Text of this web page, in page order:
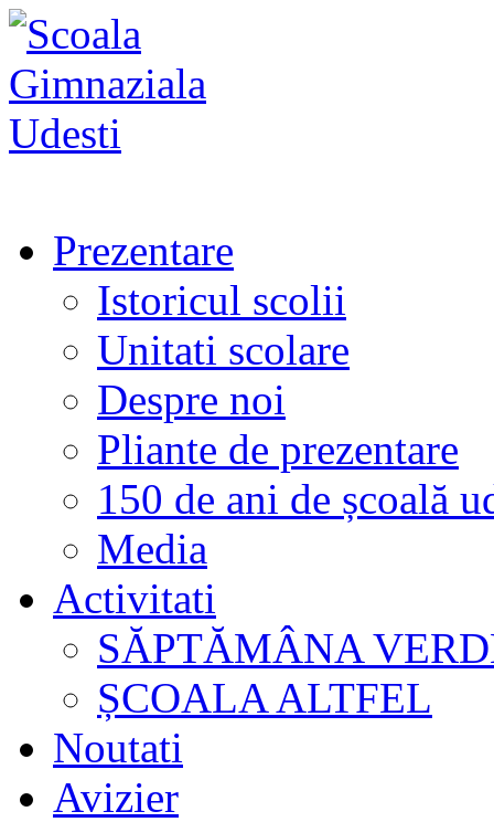
Prezentare
Istoricul scolii
Unitati scolare
Despre noi
Pliante de prezentare
150 de ani de școală
Media
Activitati
SĂPTĂMÂNA
ȘCOALA ALTFEL
Noutati
Avizier